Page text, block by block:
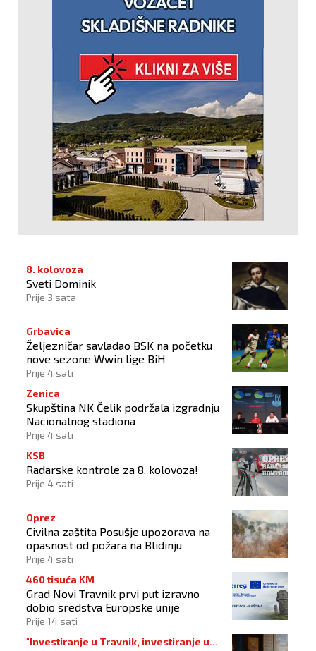
8. kolovoza
Sveti Dominik
Prije 3 sata
Grbavica
Željezničar savladao BSK na početku
nove sezone Wwin lige BiH
Prije 4 sati
Zenica
Skupština NK Čelik podržala izgradnju
Nacionalnog stadiona
Prije 4 sati
KSB
Radarske kontrole za 8. kolovoza!
Prije 4 sati
Oprez
Civilna zaštita Posušje upozorava na
opasnost od požara na Blidinju
Prije 4 sati
460 tisuća KM
Grad Novi Travnik prvi put izravno
dobio sredstva Europske unije
Prije 14 sati
"Investiranje u Travnik, investiranje u